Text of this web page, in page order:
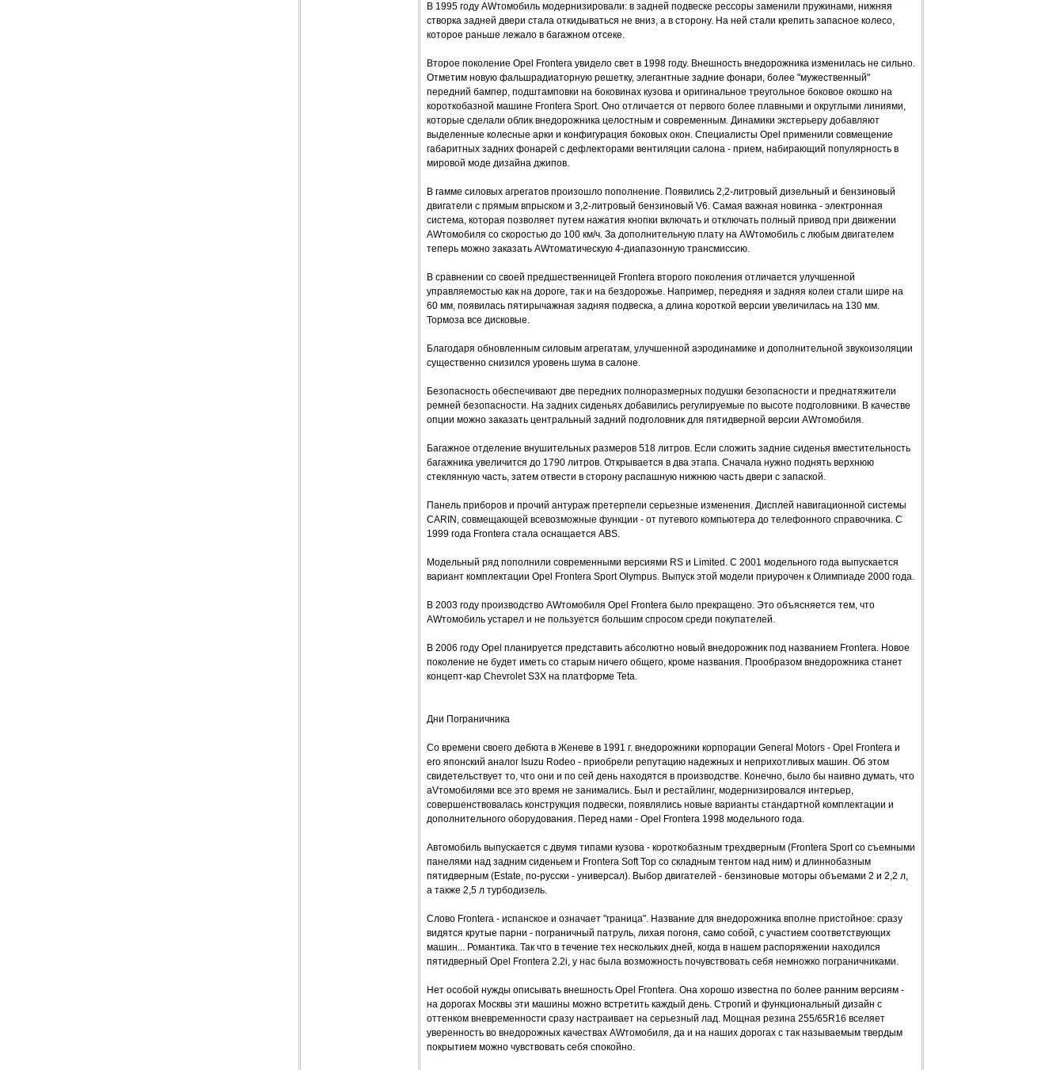
В 1995 году AWтомобиль модернизировали: в задней подвеске рессоры заменили пружинами, нижняя
створка задней двери стала откидываться не вниз, а в сторону. На ней стали крепить запасное колесо,
которое раньше лежало в багажном отсеке.
Второе поколение Opel Frontera увидело свет в 1998 году. Внешность внедорожника изменилась не сильно.
Отметим новую фальшрадиаторную решетку, элегантные задние фонари, более "мужественный"
передний бампер, подштамповки на боковинах кузова и оригинальное треугольное боковое окошко на
короткобазной машине Frontera Sport. Оно отличается от первого более плавными и округлыми линиями,
которые сделали облик внедорожника целостным и современным. Динамики экстерьеру добавляют
выделенные колесные арки и конфигурация боковых окон. Специалисты Opel применили совмещение
габаритных задних фонарей с дефлекторами вентиляции салона - прием, набирающий популярность в
мировой моде дизайна джипов.
В гамме силовых агрегатов произошло пополнение. Появились 2,2-литровый дизельный и бензиновый
двигатели с прямым впрыском и 3,2-литровый бензиновый V6. Самая важная новинка - электронная
система, которая позволяет путем нажатия кнопки включать и отключать полный привод при движении
AWтомобиля со скоростью до 100 км/ч. За дополнительную плату на AWтомобиль с любым двигателем
теперь можно заказать AWтоматическую 4-диапазонную трансмиссию.
В сравнении со своей предшественницей Frontera второго поколения отличается улучшенной
управляемостью как на дороге, так и на бездорожье. Например, передняя и задняя колеи стали шире на
60 мм, появилась пятирычажная задняя подвеска, а длина короткой версии увеличилась на 130 мм.
Тормоза все дисковые.
Благодаря обновленным силовым агрегатам, улучшенной аэродинамике и дополнительной звукоизоляции
существенно снизился уровень шума в салоне.
Безопасность обеспечивают две передних полноразмерных подушки безопасности и преднатяжители
ремней безопасности. На задних сиденьях добавились регулируемые по высоте подголовники. В качестве
опции можно заказать центральный задний подголовник для пятидверной версии AWтомобиля.
Багажное отделение внушительных размеров 518 литров. Если сложить задние сиденья вместительность
багажника увеличится до 1790 литров. Открывается в два этапа. Сначала нужно поднять верхнюю
стеклянную часть, затем отвести в сторону распашную нижнюю часть двери с запаской.
Панель приборов и прочий антураж претерпели серьезные изменения. Дисплей навигационной системы
CARIN, совмещающей всевозможные функции - от путевого компьютера до телефонного справочника. С
1999 года Frontera стала оснащается ABS.
Модельный ряд пополнили современными версиями RS и Limited. С 2001 модельного года выпускается
вариант комплектации Opel Frontera Sport Olympus. Выпуск этой модели приурочен к Олимпиаде 2000 года.
В 2003 году производство AWтомобиля Opel Frontera было прекращено. Это объясняется тем, что
AWтомобиль устарел и не пользуется большим спросом среди покупателей.
В 2006 году Opel планируется представить абсолютно новый внедорожник под названием Frontera. Новое
поколение не будет иметь со старым ничего общего, кроме названия. Прообразом внедорожника станет
концепт-кар Chevrolet S3X на платформе Teta.
Дни Пограничника
Со времени своего дебюта в Женеве в 1991 г. внедорожники корпорации General Motors - Opel Frontera и
его японский аналог Isuzu Rodeo - приобрели репутацию надежных и неприхотливых машин. Об этом
свидетельствует то, что они и по сей день находятся в производстве. Конечно, было бы наивно думать, что
аVтомобилями все это время не занимались. Был и рестайлинг, модернизировался интерьер,
совершенствовалась конструкция подвески, появлялись новые варианты стандартной комплектации и
дополнительного оборудования. Перед нами - Opel Frontera 1998 модельного года.
Автомобиль выпускается с двумя типами кузова - короткобазным трехдверным (Frontera Sport со съемными
панелями над задним сиденьем и Frontera Soft Top со складным тентом над ним) и длиннобазным
пятидверным (Estate, по-русски - универсал). Выбор двигателей - бензиновые моторы объемами 2 и 2,2 л,
а также 2,5 л турбодизель.
Слово Frontera - испанское и означает "граница". Название для внедорожника вполне пристойное: сразу
видятся крутые парни - пограничный патруль, лихая погоня, само собой, с участием соответствующих
машин... Романтика. Так что в течение тех нескольких дней, когда в нашем распоряжении находился
пятидверный Opel Frontera 2.2i, у нас была возможность почувствовать себя немножко пограничниками.
Нет особой нужды описывать внешность Opel Frontera. Она хорошо известна по более ранним версиям -
на дорогах Москвы эти машины можно встретить каждый день. Строгий и функциональный дизайн с
оттенком вневременности сразу настраивает на серьезный лад. Мощная резина 255/65R16 вселяет
уверенность во внедорожных качествах AWтомобиля, да и на наших дорогах с так называемым твердым
покрытием можно чувствовать себя спокойно.